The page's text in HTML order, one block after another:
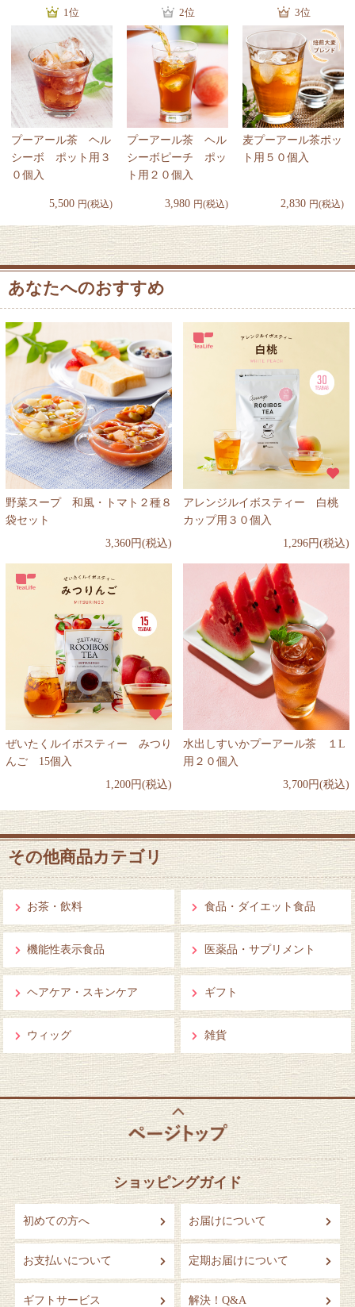
1位
プーアール茶 ヘル
シーボ ポット用３
０個入
5,500 円(税込)
2位
プーアール茶 ヘル
シーボピーチ ポッ
ト用２０個入
3,980 円(税込)
3位
麦プーアール茶ポッ
ト用５０個入
2,830 円(税込)
あなたへのおすすめ
野菜スープ 和風・トマト２種８
袋セット
3,360円(税込)
アレンジルイボスティー 白桃
カップ用３０個入
1,296円(税込)
ぜいたくルイボスティー みつり
んご 15個入
1,200円(税込)
水出しすいかプーアール茶 １L
用２０個入
3,700円(税込)
その他商品カテゴリ
お茶・飲料 食品・ダイエット食品
機能性表示食品 医薬品・サプリメント
ヘアケア・スキンケア ギフト
ウィッグ 雑貨
ショッピングガイド
初めての方へ お届けについて
お支払いについて 定期お届けについて
ギフトサービス 解決！Q&A